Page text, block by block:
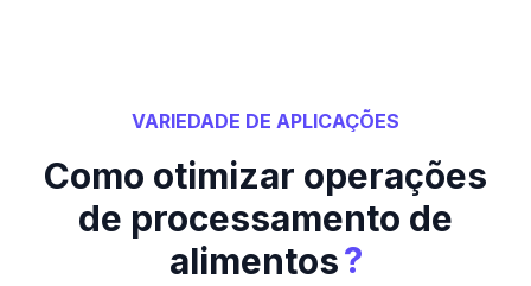
VARIEDADE DE APLICAÇÕES
Como otimizar operações
de processamento de
alimentos?